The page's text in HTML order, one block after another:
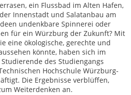
ein Flussbad im Alten Hafen,
Innenstadt und Salatanbau am
undenkbare Spinnerei oder
für ein Würzburg der Zukunft? Mit
eine ökologische, gerechte und
könnte, haben sich im
des Studiengangs
Hochschule Würzburg-
Die Ergebnisse verblüffen,
Weiterdenken an.